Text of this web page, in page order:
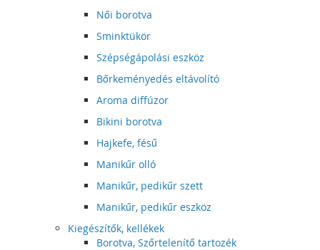
Női borotva
Sminktükör
Szépségápolási eszköz
Bőrkeményedés eltávolító
Aroma diffúzor
Bikini borotva
Hajkefe, fésű
Manikűr olló
Manikűr, pedikűr szett
Manikűr, pedikűr eszköz
Kiegészítők, kellékek
Borotva, Szőrtelenítő tartozék